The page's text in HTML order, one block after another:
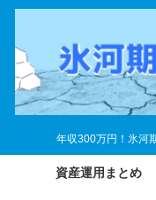
年収300万円！氷河
資産運用まとめ